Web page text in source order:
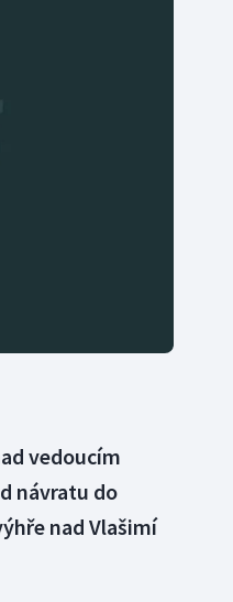
vedoucím
návratu do
nad Vlašimí